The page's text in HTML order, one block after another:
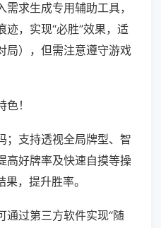
求生成专用辅助工具，
，实现“必胜”效果，适
局），但需注意遵守游戏
！
；支持透视全局牌型、智
高好牌率及快速自摸等操
，提升胜率。
通过第三方软件实现“随